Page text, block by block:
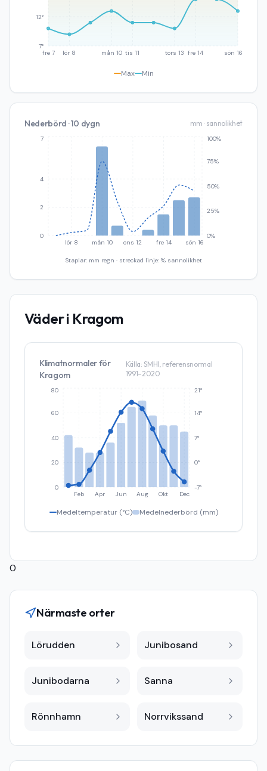
fre 7 lör 8 mån 10 tis 11 tors 13 fre 14 sön 16
7°
12°
Max Min
Nederbörd · 10 dygn mm · sannolikhet
lör 8 mån 10 ons 12 fre 14 sön 16
0
2
4
7
0%
25%
50%
75%
100%
Staplar: mm regn · streckad linje: % sannolikhet
Väder i Kragom
Klimatnormaler för
Kragom
Källa: SMHI, referensnormal
1991–2020
Feb Apr Jun Aug Okt Dec
0
20
40
60
80
-7°
0°
7°
14°
21°
Medeltemperatur (°C) Medelnederbörd (mm)
0
Närmaste orter
Lörudden Junibosand
Junibodarna Sanna
Rönnhamn Norrvikssand